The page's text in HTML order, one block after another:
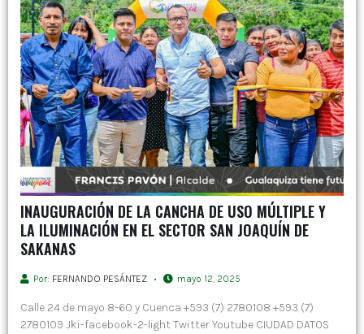
INAUGURACIÓN DE LA CANCHA DE USO MÚLTIPLE Y
LA ILUMINACIÓN EN EL SECTOR SAN JOAQUÍN DE
SAKANAS
Por: FERNANDO PESÁNTEZ mayo 12, 2025
Calle 24 de mayo 8-60 y Cuenca +593 (7) 2780108 +593 (7)
2780109 Jki-facebook-2-light Twitter Youtube CIUDAD DATOS